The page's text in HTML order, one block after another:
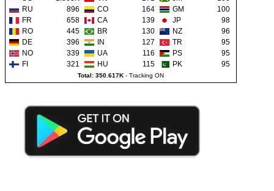
RU
896 CO 164 GM
100
FR
658 CA 139 JP
98
RO
445 BR 130 NZ
96
DE
396 IN 127 TR
95
NO
339 UA 116 PS
95
FI
321 HU 115 PK 95
Total: 350.617K - Tracking ON